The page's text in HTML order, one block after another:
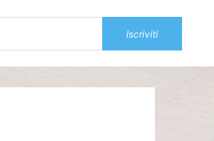
Iscriviti